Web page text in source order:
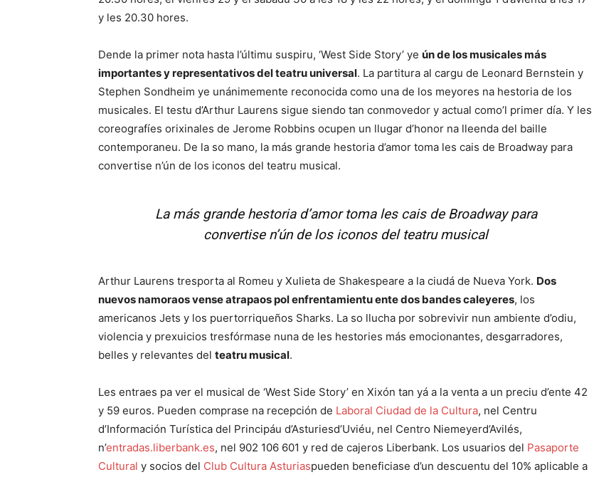
y les 20.30 hores.
Dende la primer nota hasta l’últimu suspiru, ‘West Side Story’ ye ún de los musicales más
importantes y representativos del teatru universal. La partitura al cargu de Leonard Bernstein y
Stephen Sondheim ye unánimemente reconocida como una de los meyores na hestoria de los
musicales. El testu d’Arthur Laurens sigue siendo tan conmovedor y actual como’l primer día. Y les
coreografíes orixinales de Jerome Robbins ocupen un llugar d’honor na lleenda del baille
contemporaneu. De la so mano, la más grande hestoria d’amor toma les cais de Broadway para
convertise n’ún de los iconos del teatru musical.
La más grande hestoria d’amor toma les cais de Broadway para
convertise n’ún de los iconos del teatru musical
Arthur Laurens tresporta al Romeu y Xulieta de Shakespeare a la ciudá de Nueva York. Dos
nuevos namoraos vense atrapaos pol enfrentamientu ente dos bandes caleyeres, los
americanos Jets y los puertorriqueños Sharks. La so llucha por sobrevivir nun ambiente d’odiu,
violencia y prexuicios tresfórmase nuna de les hestories más emocionantes, desgarradores,
belles y relevantes del teatru musical.
Les entraes pa ver el musical de ‘West Side Story’ en Xixón tan yá a la venta a un preciu d’ente 42
y 59 euros. Pueden comprase na recepción de Laboral Ciudad de la Cultura, nel Centru
d’Información Turística del Principáu d’Asturiesd’Uviéu, nel Centro Niemeyerd’Avilés,
n’entradas.liberbank.es, nel 902 106 601 y red de cajeros Liberbank. Los usuarios del Pasaporte
Cultural y socios del Club Cultura Asturiaspueden beneficiase d’un descuentu del 10% aplicable a